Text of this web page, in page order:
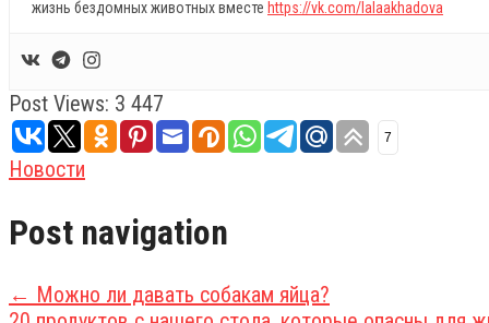
жизнь бездомных животных вместе https://vk.com/lalaakhadova
Post Views: 3 447
7
Новости
Post navigation
← Можно ли давать собакам яйца?